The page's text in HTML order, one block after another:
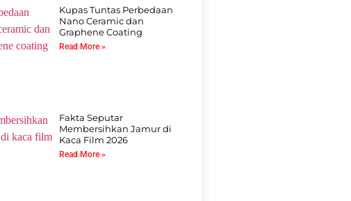
Kupas Tuntas Perbedaan
Nano Ceramic dan
Graphene Coating
Read More »
Fakta Seputar
Membersihkan Jamur di
Kaca Film 2026
Read More »